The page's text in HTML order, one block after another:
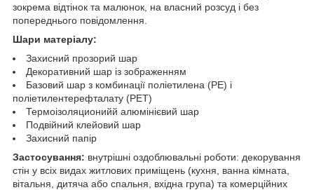
зокрема відтінок та малюнок, на власний розсуд і без
попереднього повідомлення.
Шари матеріалу:
Захисний прозорий шар
Декоративний шар із зображенням
Базовий шар з комбинації поліетилена (PE) і
поліетилентерефталату (PET)
Термоізоляционийй алюмінієвий шар
Подвійний клейовий шар
Захисний папір
Застосування: внутрішні оздоблювальні роботи: декорування
стін у всіх видах житлових приміщень (кухня, ванна кімната,
вітальня, дитяча або спальня, вхідна група) та комерційних